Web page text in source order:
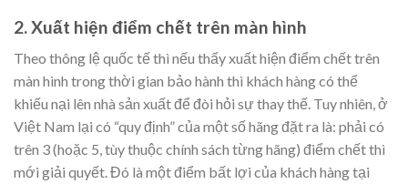
2. Xuất hiện điểm chết trên màn hình
Theo thông lệ quốc tế thì nếu thấy xuất hiện điểm chết trên
màn hình trong thời gian bảo hành thì khách hàng có thể
khiếu nại lên nhà sản xuất để đòi hỏi sự thay thế. Tuy nhiên, ở
Việt Nam lại có “quy định” của một số hãng đặt ra là: phải có
trên 3 (hoặc 5, tùy thuộc chính sách từng hãng) điểm chết thì
mới giải quyết. Đó là một điểm bất lợi của khách hàng tại